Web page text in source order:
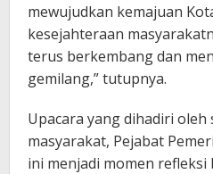
mewujudkan kemajuan
kesejahteraan
terus berkembang dan
gemilang,” tutupnya.
Upacara yang dihadiri
masyarakat, Pejabat
ini menjadi momen refleksi